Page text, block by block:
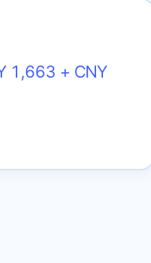
1,663 + CNY